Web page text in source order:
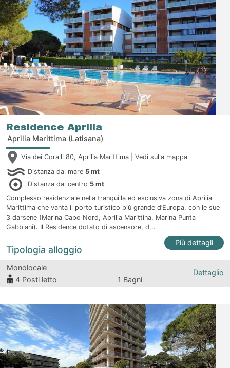
Sabbiadoro, vicino al centro, nel verde di Lignano Pineta o
Riviera, anche in strutture organizzate con giardino e attività
comuni. Gli alloggi sono curati nei servizi, il personale delle
Agenzie provvede, prima del vostro arrivo, a predisporre
igienicamente e in modo accogliente i locali, per permettervi
subito di godere comodamente le vostre ferie.
Residence Aprilia
Aprilia Marittima (Latisana)
Via dei Coralli 80, Aprilia Marittima | Vedi sulla mappa
Distanza dal mare 5 mt
Distanza dal centro 5 mt
Complesso residenziale nella tranquilla ed esclusiva zona di Aprilia
Marittima che vanta il porto turistico più grande d’Europa, con le sue
3 darsene (Marina Capo Nord, Aprilia Marittina, Marina Punta
Gabbiani). Il Residence dotato di ascensore, d...
Più dettagli
Tipologia alloggio
Monolocale
4 Posti letto 1 Bagni
Dettaglio